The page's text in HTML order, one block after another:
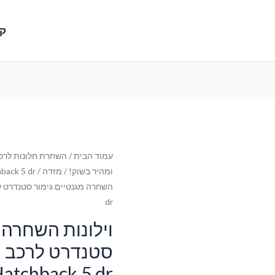
עמוד הבית/ השחרת חלונות
ומהיר בשוק! / מזדה /
5 dr
dr
וילונות